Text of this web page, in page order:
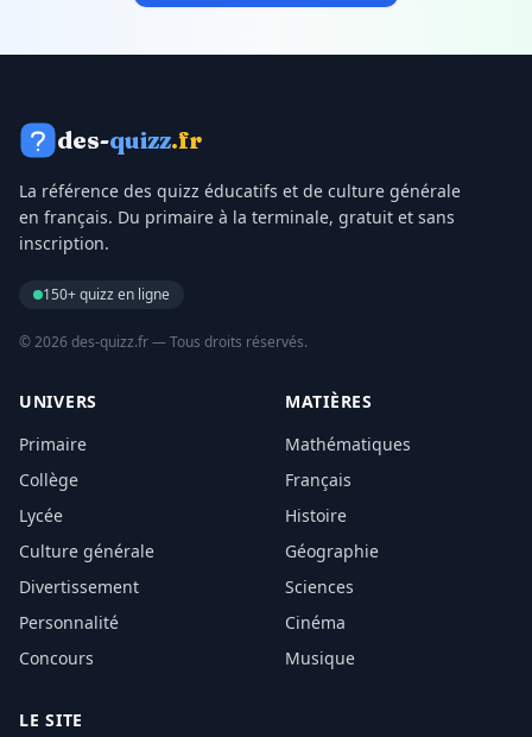
des-quizz.fr
La référence des quizz éducatifs et de culture générale
en français. Du primaire à la terminale, gratuit et sans
inscription.
150+ quizz en ligne
© 2026 des-quizz.fr — Tous droits réservés.
UNIVERS
Primaire
Collège
Lycée
Culture générale
Divertissement
Personnalité
Concours
MATIÈRES
Mathématiques
Français
Histoire
Géographie
Sciences
Cinéma
Musique
LE SITE